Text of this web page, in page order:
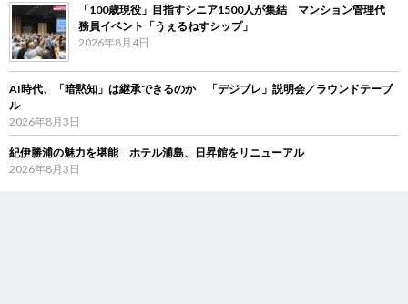
「100歳現役」目指すシニア1500人が集結 マンション管理代
務員イベント「うぇるねすシップ」
2026年8月4日
AI時代、「暗黙知」は継承できるのか 「デジブレ」説明会／ラウンドテーブ
ル
2026年8月3日
紀伊勝浦の魅力を堪能 ホテル浦島、日昇館をリニューアル
2026年8月3日